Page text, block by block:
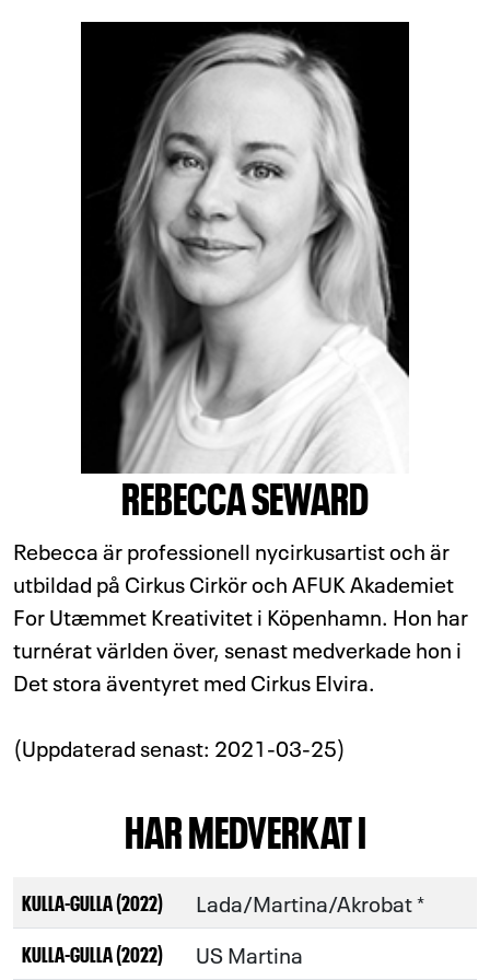
REBECCA SEWARD
Rebecca är professionell nycirkusartist och är
utbildad på Cirkus Cirkör och AFUK Akademiet
For Utæmmet Kreativitet i Köpenhamn. Hon har
turnérat världen över, senast medverkade hon i
Det stora äventyret med Cirkus Elvira.
(Uppdaterad senast: 2021-03-25)
HAR MEDVERKAT I
KULLA-GULLA (2022) Lada/Martina/Akrobat *
KULLA-GULLA (2022) US Martina